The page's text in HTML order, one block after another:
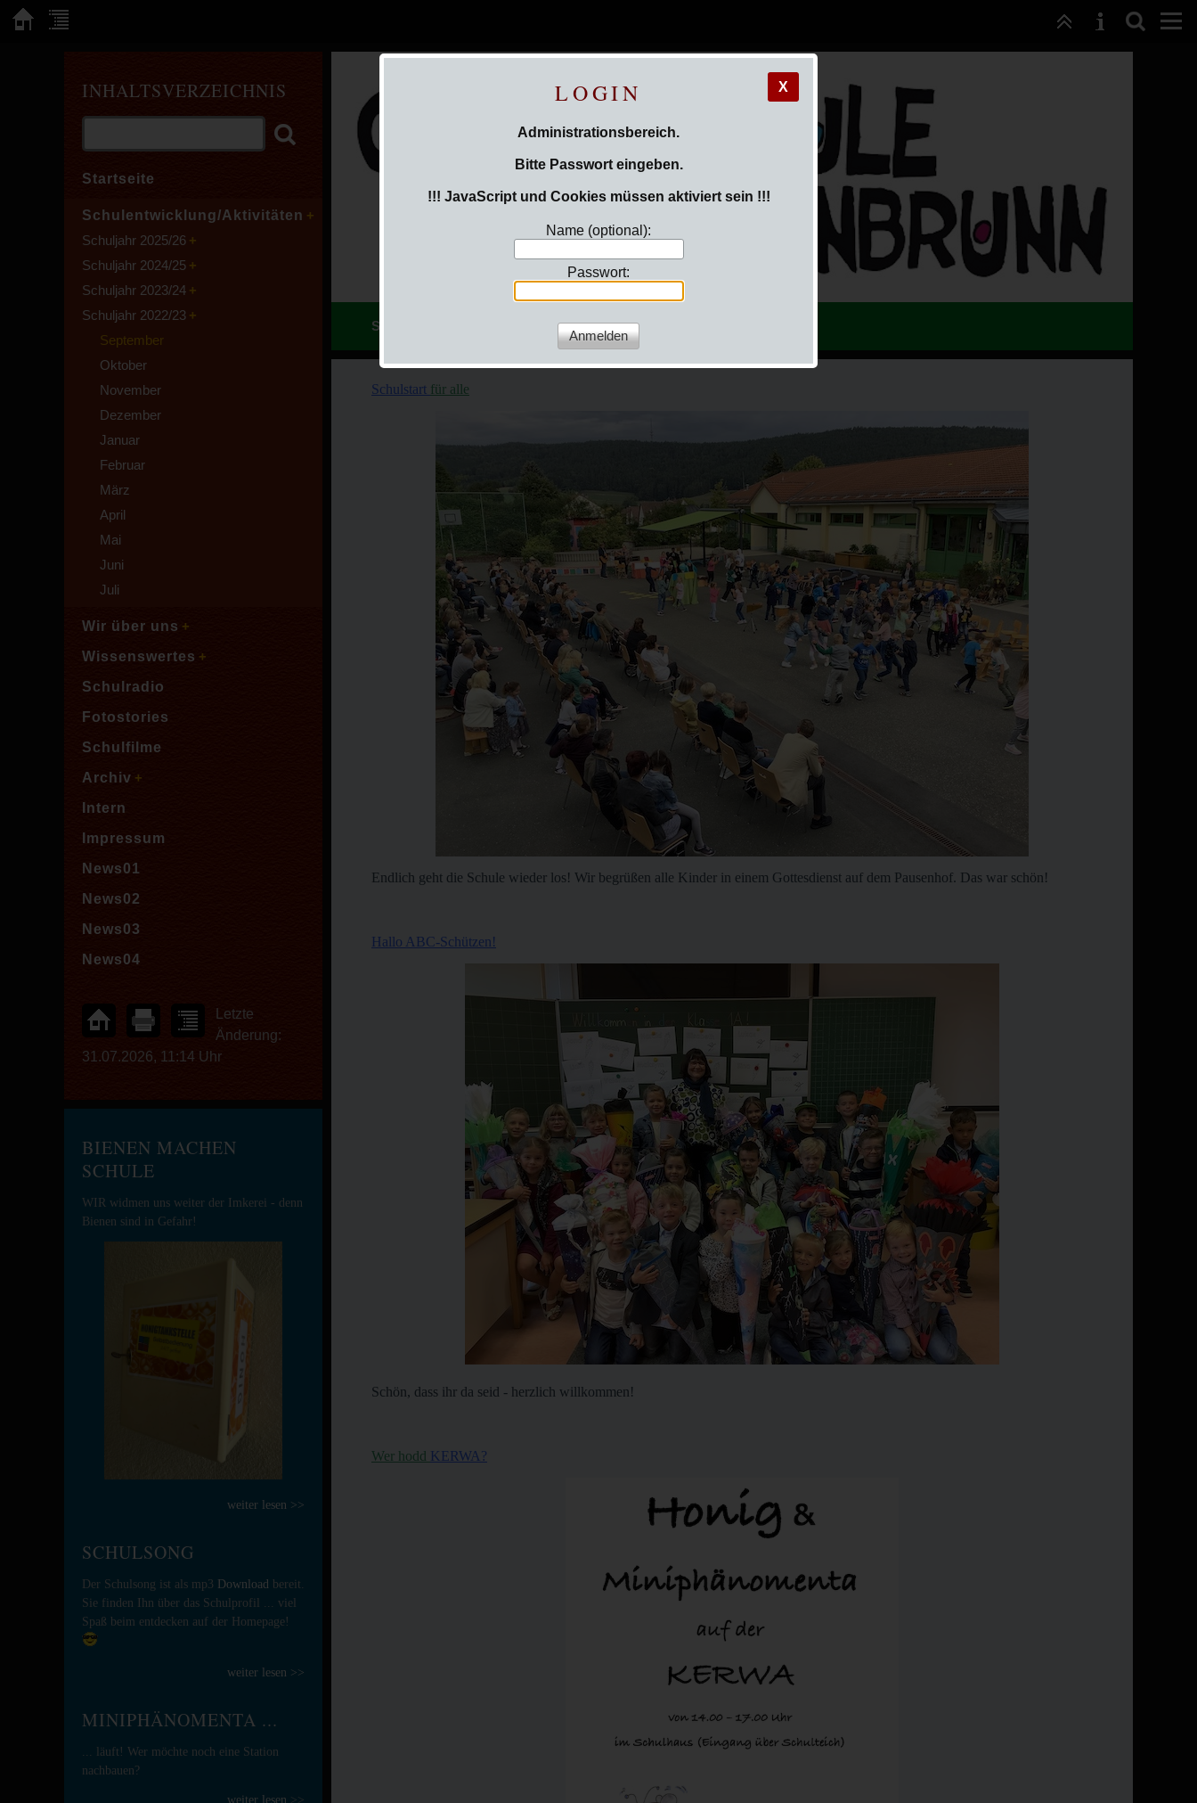
Sie sind hier:
X
LOGIN
Administrationsbereich.
Bitte Passwort eingeben.
!!! JavaScript und Cookies müssen aktiviert sein !!!
Name (optional):
Passwort:
Schulstart für alle
Endlich geht die Schule wieder los! Wir begrüßen alle Kinder in einem Gottesdienst auf dem Pausenhof. Das war schön!
Hallo ABC-Schützen!
Schön, dass ihr da seid - herzlich willkommen!
Wer hodd KERWA?
INHALTSVERZEICHNIS
Startseite
Schulentwicklung/Aktivitäten
Schuljahr 2025/26
Schuljahr 2024/25
Schuljahr 2023/24
Schuljahr 2022/23
September
Oktober
November
Dezember
Januar
Februar
März
April
Mai
Juni
Juli
Wir über uns
Wissenswertes
Schulradio
Fotostories
Schulfilme
Archiv
Intern
Impressum
News01
News02
News03
News04
Letzte
Änderung:
31.07.2026, 11:14 Uhr
BIENEN MACHEN
SCHULE
WIR widmen uns weiter der Imkerei - denn
Bienen sind in Gefahr!
weiter lesen >>
SCHULSONG
Der Schulsong ist als mp3 Download bereit.
Sie finden Ihn über das Schulprofil ... viel
Spaß beim entdecken auf der Homepage!
weiter lesen >>
MINIPHÄNOMENTA ...
... läuft! Wer möchte noch eine Station
nachbauen?
weiter lesen >>